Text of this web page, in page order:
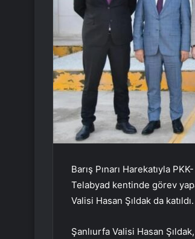
Barış Pınarı Harekatıyla
Telabyad kentinde görev
Valisi Hasan Şıldak da katıldı.
Şanlıurfa Valisi Hasan